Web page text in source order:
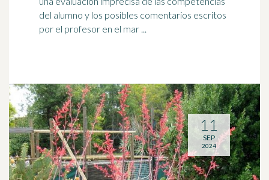
del alumno y los posibles comentarios escritos
por el profesor en el mar ...
11
SEP
2024